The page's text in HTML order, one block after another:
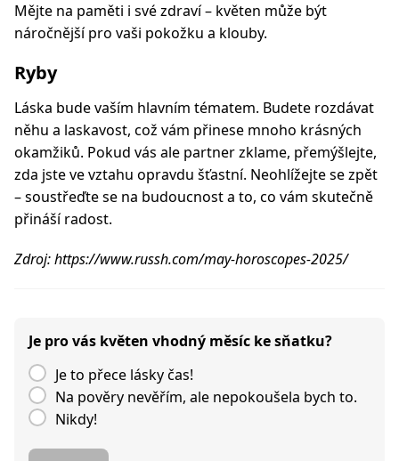
Mějte na paměti i své zdraví – květen může být
náročnější pro vaši pokožku a klouby.
Ryby
Láska bude vaším hlavním tématem. Budete rozdávat
něhu a laskavost, což vám přinese mnoho krásných
okamžiků. Pokud vás ale partner zklame, přemýšlejte,
zda jste ve vztahu opravdu šťastní. Neohlížejte se zpět
– soustřeďte se na budoucnost a to, co vám skutečně
přináší radost.
Zdroj: https://www.russh.com/may-horoscopes-2025/
Je pro vás květen vhodný měsíc ke sňatku?
Je to přece lásky čas!
Na pověry nevěřím, ale nepokoušela bych to.
Nikdy!